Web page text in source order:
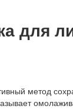
для
метод